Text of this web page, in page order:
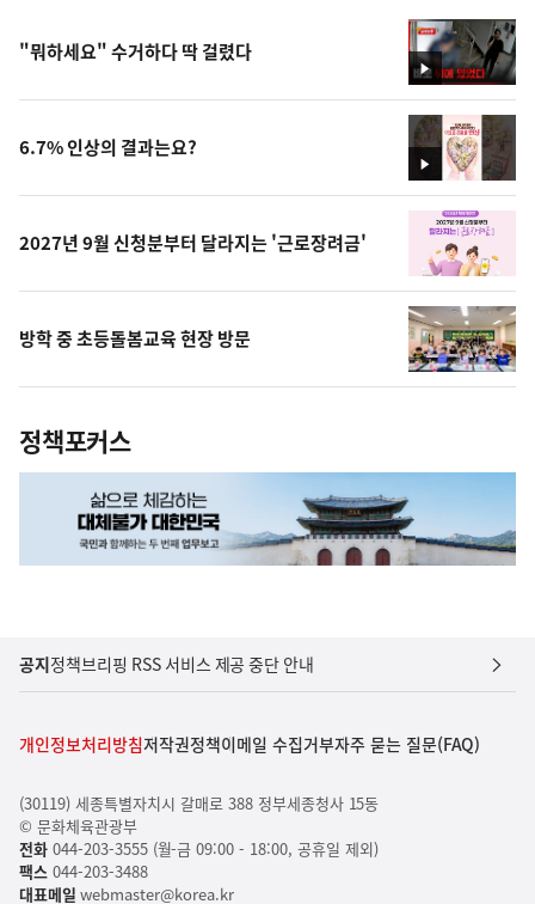
영
상
"뭐하세요" 수거하다 딱 걸렸다
영
상
6.7% 인상의 결과는요?
2027년 9월 신청분부터 달라지는 '근로장려금'
방학 중 초등돌봄교육 현장 방문
정책포커스
공지정책브리핑 RSS 서비스 제공 중단 안내
개인정보처리방침저작권정책이메일 수집거부자주 묻는 질문(FAQ)
(30119) 세종특별자치시 갈매로 388 정부세종청사 15동
© 문화체육관광부
전화044-203-3555 (월-금 09:00 - 18:00, 공휴일 제외)
팩스044-203-3488
대표메일 webmaster@korea.kr